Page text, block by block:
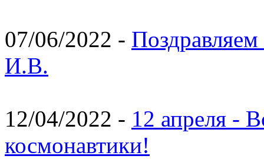
07/06/2022 -
И.В.
12/04/2022 - 12 апреля -
космонавтики!